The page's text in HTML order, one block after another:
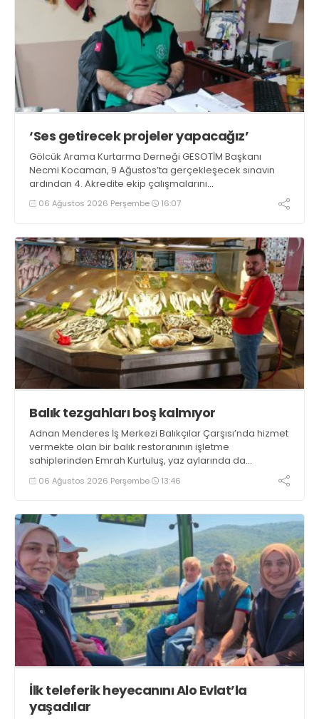
‘Ses getirecek projeler yapacağız’
Gölcük Arama Kurtarma Derneği GESOTİM Başkanı
Necmi Kocaman, 9 Ağustos’ta gerçekleşecek sınavın
ardından 4. Akredite ekip çalışmalarını
tamamlayacaklarını ifade ederek açıklamalarda
bulundu. Kocaman, “Gölcük’te ve Kocaeli genelinde ses
06 Ağustos 2026 Perşembe 16:07
Balık tezgahları boş kalmıyor
Adnan Menderes İş Merkezi Balıkçılar Çarşısı’nda hizmet
vermekte olan bir balık restoranının işletme
sahiplerinden Emrah Kurtuluş, yaz aylarında da
tezgahlarda taze balık bulunduğunu ifade ederek “Yıl
boyunca tezgahlarda taze balık bulmak mümkün
06 Ağustos 2026 Perşembe 13:46
İlk teleferik heyecanını Alo Evlat’la
yaşadılar